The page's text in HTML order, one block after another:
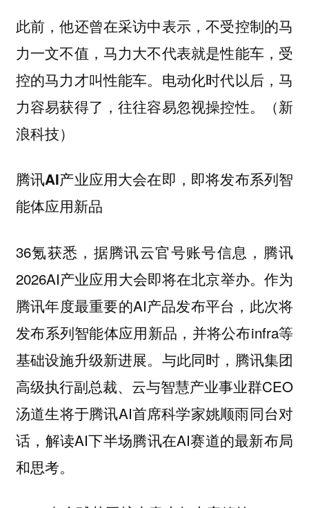
此前，他还曾在采访中表示，不受控制的马
力一文不值，马力大不代表就是性能车，受
控的马力才叫性能车。电动化时代以后，马
力容易获得了，往往容易忽视操控性。（新
浪科技）
腾讯AI产业应用大会在即，即将发布系列智
能体应用新品
36氪获悉，据腾讯云官号账号信息，腾讯
2026AI产业应用大会即将在北京举办。作为
腾讯年度最重要的AI产品发布平台，此次将
发布系列智能体应用新品，并将公布infra等
基础设施升级新进展。与此同时，腾讯集团
高级执行副总裁、云与智慧产业事业群CEO
汤道生将于腾讯AI首席科学家姚顺雨同台对
话，解读AI下半场腾讯在AI赛道的最新布局
和思考。